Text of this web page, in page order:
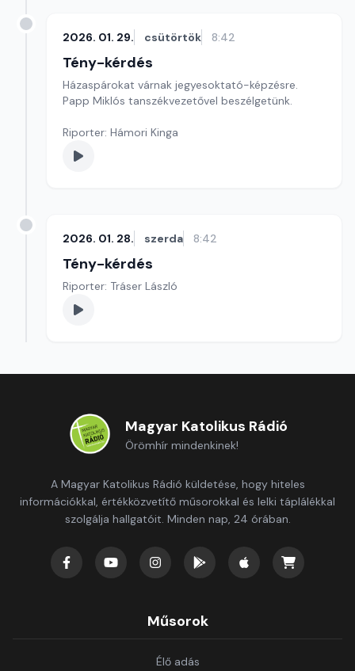
2026. 01. 29. csütörtök 8:42
Tény-kérdés
Házaspárokat várnak jegyesoktató-képzésre.
Papp Miklós tanszékvezetővel beszélgetünk.
Riporter: Hámori Kinga
2026. 01. 28. szerda 8:42
Tény-kérdés
Riporter: Tráser László
Magyar Katolikus Rádió
Örömhír mindenkinek!
A Magyar Katolikus Rádió küldetése, hogy hiteles
információkkal, értékközvetítő műsorokkal és lelki táplálékkal
szolgálja hallgatóit. Minden nap, 24 órában.
Műsorok
Élő adás